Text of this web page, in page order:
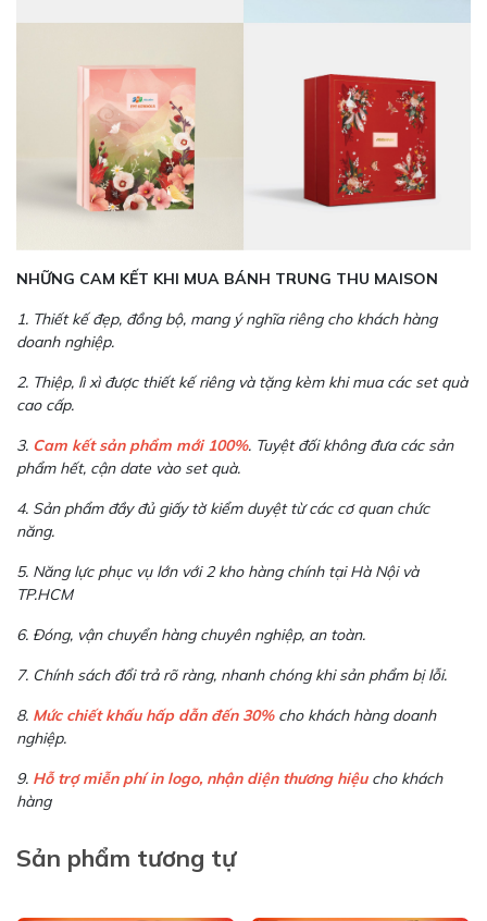
NHỮNG CAM KẾT KHI MUA BÁNH TRUNG THU MAISON
1. Thiết kế đẹp, đồng bộ, mang ý nghĩa riêng cho khách hàng
doanh nghiệp.
2. Thiệp, lì xì được thiết kế riêng và tặng kèm khi mua các set quà
cao cấp.
3. Cam kết sản phẩm mới 100%. Tuyệt đối không đưa các sản
phẩm hết, cận date vào set quà.
4. Sản phẩm đầy đủ giấy tờ kiểm duyệt từ các cơ quan chức
năng.
5. Năng lực phục vụ lớn với 2 kho hàng chính tại Hà Nội và
TP.HCM
6. Đóng, vận chuyển hàng chuyên nghiệp, an toàn.
7. Chính sách đổi trả rõ ràng, nhanh chóng khi sản phẩm bị lỗi.
8. Mức chiết khấu hấp dẫn đến 30%cho khách hàng doanh
nghiệp.
9. Hỗ trợ miễn phí in logo, nhận diện thương hiệucho khách
hàng
Sản phẩm tương tự